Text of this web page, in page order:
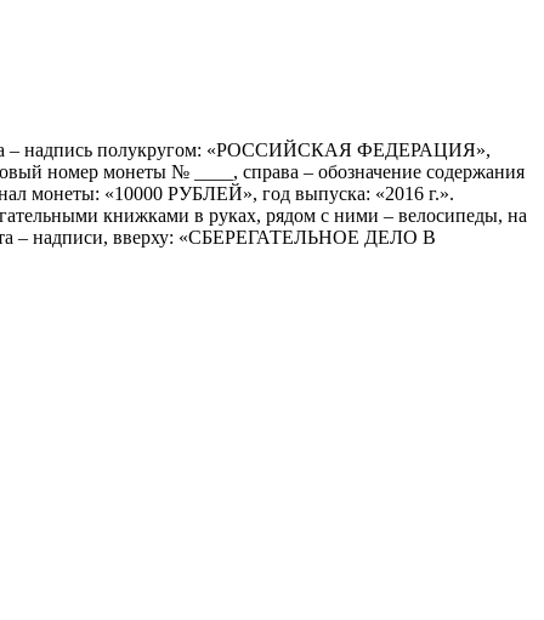
– надпись полукругом: «РОССИЙСКАЯ ФЕДЕРАЦИЯ»,
номер монеты № ____, справа – обозначение содержания
монеты: «10000 РУБЛЕЙ», год выпуска: «2016 г.».
книжками в руках, рядом с ними – велосипеды, на
– надписи, вверху: «СБЕРЕГАТЕЛЬНОЕ ДЕЛО В